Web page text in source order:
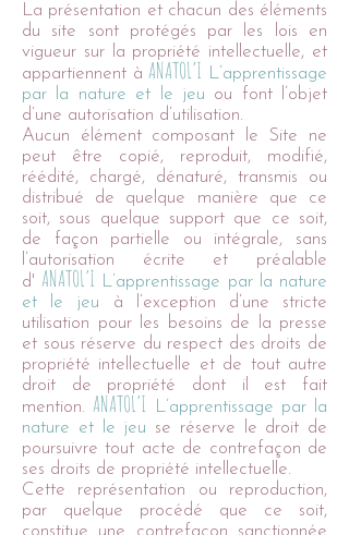
La présentation et chacun des éléments
du site sont protégés par les lois en
vigueur sur la propriété intellectuelle, et
appartiennent àANATOL’I L’apprentissage
par la nature et le jeu ou font l’objet
d’une autorisation d’utilisation.
Aucun élément composant le Site ne
peut être copié, reproduit, modifié,
réédité, chargé, dénaturé, transmis ou
distribué de quelque manière que ce
soit, sous quelque support que ce soit,
de façon partielle ou intégrale, sans
l’autorisation écrite et préalable
d'ANATOL’I L’apprentissage par la nature
et le jeu à l’exception d’une stricte
utilisation pour les besoins de la presse
et sous réserve du respect des droits de
propriété intellectuelle et de tout autre
droit de propriété dont il est fait
mention.ANATOL’I L’apprentissage par la
nature et le jeu se réserve le droit de
poursuivre tout acte de contrefaçon de
ses droits de propriété intellectuelle.
Cette représentation ou reproduction,
par quelque procédé que ce soit,
constitue une contrefaçon sanctionnée